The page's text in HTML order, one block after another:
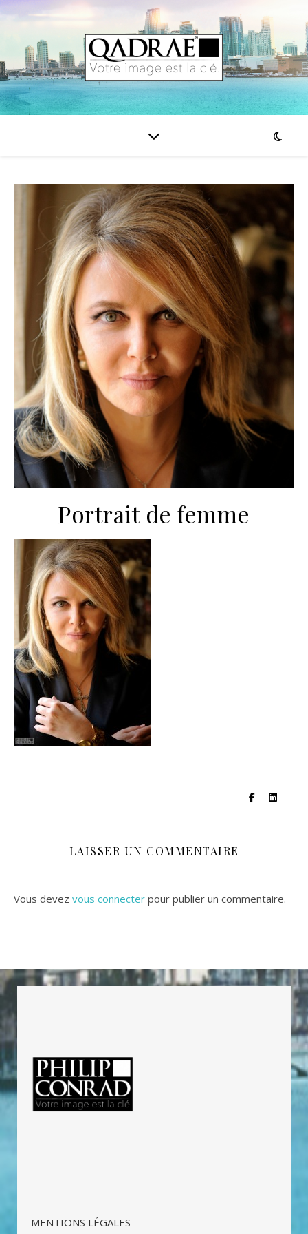
Portrait de femme
LAISSER UN COMMENTAIRE
Vous devez vous connecter pour publier un commentaire.
MENTIONS LÉGALES